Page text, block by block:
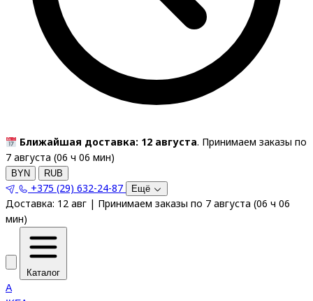
Ближайшая доставка: 12 августа. Принимаем заказы по
7 августа (06 ч 06 мин)
BYN RUB
+375 (29) 632-24-87 Ещё
Доставка: 12 авг | Принимаем заказы по 7 августа (06 ч 06
мин)
Каталог
A